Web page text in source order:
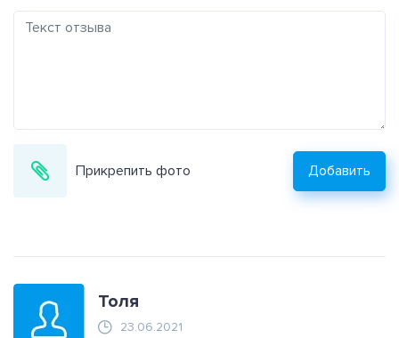
Прикрепить фото Добавить
Толя
23.06.2021